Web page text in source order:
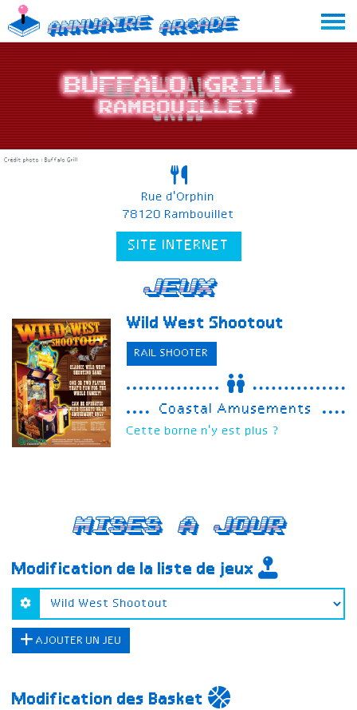
Skip
to
content
Annuaire Arcade
Buffalo Grill
Rambouillet
Crédit photo : Buffalo Grill
Rue d'Orphin
78120 Rambouillet
SITE INTERNET
Jeux
Wild West Shootout
RAIL SHOOTER
Coastal Amusements
Cette borne n'y est plus ?
Mises a jour
Modification de la liste de jeux
AJOUTER UN JEU
Modification des Basket